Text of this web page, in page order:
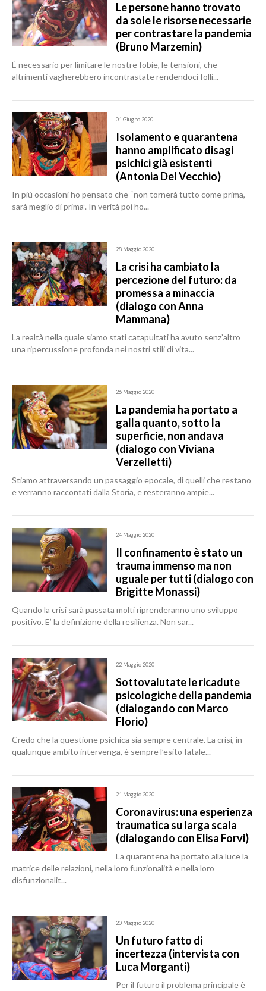
Le persone hanno trovato
da sole le risorse necessarie
per contrastare la pandemia
(Bruno Marzemin)
È necessario per limitare le nostre fobie, le tensioni, che
altrimenti vagherebbero incontrastate rendendoci folli...
01 Giugno 2020
Isolamento e quarantena
hanno amplificato disagi
psichici già esistenti
(Antonia Del Vecchio)
In più occasioni ho pensato che “non tornerà tutto come prima,
sarà meglio di prima”. In verità poi ho...
28 Maggio 2020
La crisi ha cambiato la
percezione del futuro: da
promessa a minaccia
(dialogo con Anna
Mammana)
La realtà nella quale siamo stati catapultati ha avuto senz’altro
una ripercussione profonda nei nostri stili di vita...
26 Maggio 2020
La pandemia ha portato a
galla quanto, sotto la
superficie, non andava
(dialogo con Viviana
Verzelletti)
Stiamo attraversando un passaggio epocale, di quelli che restano
e verranno raccontati dalla Storia, e resteranno ampie...
24 Maggio 2020
Il confinamento è stato un
trauma immenso ma non
uguale per tutti (dialogo con
Brigitte Monassi)
Quando la crisi sarà passata molti riprenderanno uno sviluppo
positivo. E’ la definizione della resilienza. Non sar...
22 Maggio 2020
Sottovalutate le ricadute
psicologiche della pandemia
(dialogando con Marco
Florio)
Credo che la questione psichica sia sempre centrale. La crisi, in
qualunque ambito intervenga, è sempre l’esito fatale...
21 Maggio 2020
Coronavirus: una esperienza
traumatica su larga scala
(dialogando con Elisa Forvi)
La quarantena ha portato alla luce la
matrice delle relazioni, nella loro funzionalità e nella loro
disfunzionalit...
20 Maggio 2020
Un futuro fatto di
incertezza (intervista con
Luca Morganti)
Per il futuro il problema principale è